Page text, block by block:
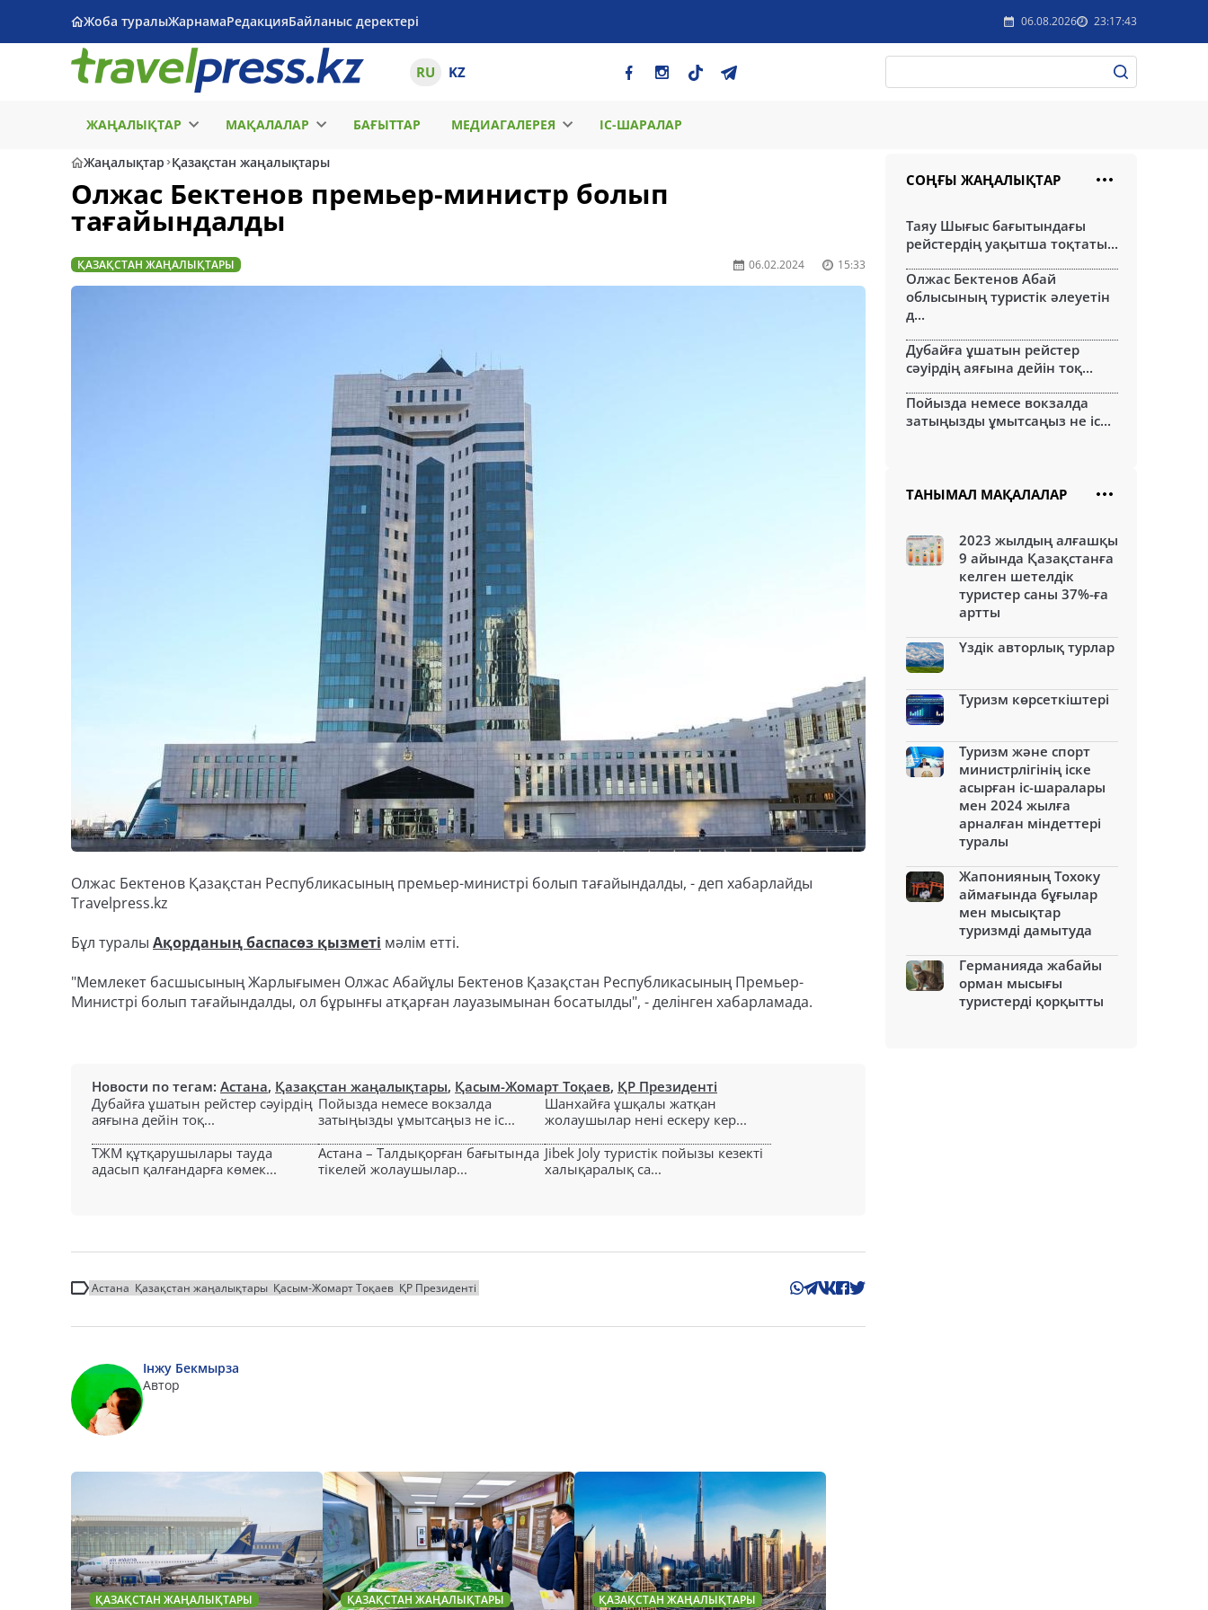
Жоба туралыЖарнамаРедакцияБайланыс деректері 06.08.2026 23:17:43
RU KZ
ЖАҢАЛЫҚТАР МАҚАЛАЛАР БАҒЫТТАР МЕДИАГАЛЕРЕЯ ІС-ШАРАЛАР
Жаңалықтар Қазақстан жаңалықтары
Олжас Бектенов премьер-министр болып
тағайындалды
ҚАЗАҚСТАН ЖАҢАЛЫҚТАРЫ 06.02.2024 15:33
Олжас Бектенов Қазақстан Республикасының премьер-министрі болып тағайындалды, - деп хабарлайды
Travelpress.kz
Бұл туралы Ақорданың баспасөз қызметі мәлім етті.
"Мемлекет басшысының Жарлығымен Олжас Абайұлы Бектенов Қазақстан Республикасының Премьер-
Министрі болып тағайындалды, ол бұрынғы атқарған лауазымынан босатылды", - делінген хабарламада.
Новости по тегам: Астана, Қазақстан жаңалықтары, Қасым-Жомарт Тоқаев, ҚР Президенті
Дубайға ұшатын рейстер сәуірдің
аяғына дейін тоқ...
Пойызда немесе вокзалда
затыңызды ұмытсаңыз не іс...
Шанхайға ұшқалы жатқан
жолаушылар нені ескеру кер...
ТЖМ құтқарушылары тауда
адасып қалғандарға көмек...
Астана – Талдықорған бағытында
тікелей жолаушылар...
Jibek Joly туристік пойызы кезекті
халықаралық са...
Астана Қазақстан жаңалықтары Қасым-Жомарт Тоқаев ҚР Президенті
Інжу Бекмырза
Автор
ҚАЗАҚСТАН ЖАҢАЛЫҚТАРЫ ҚАЗАҚСТАН ЖАҢАЛЫҚТАРЫ ҚАЗАҚСТАН ЖАҢАЛЫҚТАРЫ
СОҢҒЫ ЖАҢАЛЫҚТАР
Таяу Шығыс бағытындағы
рейстердің уақытша тоқтаты...
Олжас Бектенов Абай
облысының туристік әлеуетін
д...
Дубайға ұшатын рейстер
сәуірдің аяғына дейін тоқ...
Пойызда немесе вокзалда
затыңызды ұмытсаңыз не іс...
ТАНЫМАЛ МАҚАЛАЛАР
2023 жылдың алғашқы
9 айында Қазақстанға
келген шетелдік
туристер саны 37%-ға
артты
Үздік авторлық турлар
Туризм көрсеткіштері
Туризм және спорт
министрлігінің іске
асырған іс-шаралары
мен 2024 жылға
арналған міндеттері
туралы
Жапонияның Тохоку
аймағында бұғылар
мен мысықтар
туризмді дамытуда
Германияда жабайы
орман мысығы
туристерді қорқытты